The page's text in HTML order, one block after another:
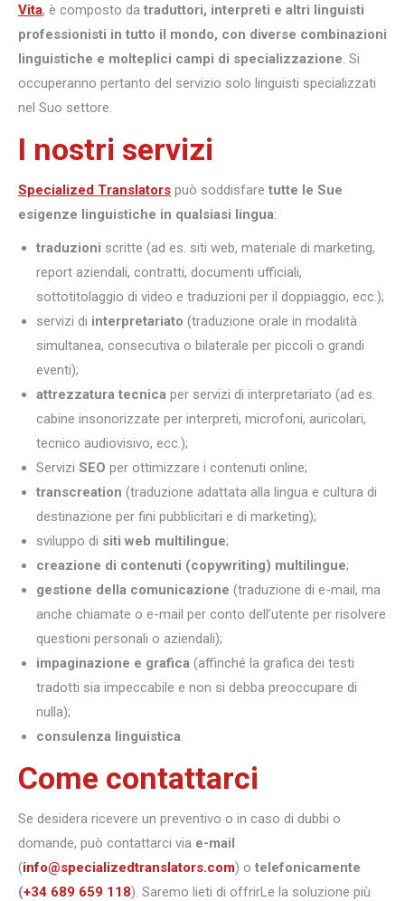
Vita, è composto da traduttori, interpreti e altri linguisti
professionisti in tutto il mondo, con diverse combinazioni
linguistiche e molteplici campi di specializzazione. Si
occuperanno pertanto del servizio solo linguisti specializzati
nel Suo settore.
I nostri servizi
Specialized Translators può soddisfare tutte le Sue
esigenze linguistiche in qualsiasi lingua:
traduzioni scritte (ad es. siti web, materiale di marketing,
report aziendali, contratti, documenti ufficiali,
sottotitolaggio di video e traduzioni per il doppiaggio, ecc.);
servizi di interpretariato (traduzione orale in modalità
simultanea, consecutiva o bilaterale per piccoli o grandi
eventi);
attrezzatura tecnica per servizi di interpretariato (ad es.
cabine insonorizzate per interpreti, microfoni, auricolari,
tecnico audiovisivo, ecc.);
Servizi SEO per ottimizzare i contenuti online;
transcreation (traduzione adattata alla lingua e cultura di
destinazione per fini pubblicitari e di marketing);
sviluppo di siti web multilingue;
creazione di contenuti (copywriting) multilingue;
gestione della comunicazione (traduzione di e-mail, ma
anche chiamate o e-mail per conto dell’utente per risolvere
questioni personali o aziendali);
impaginazione e grafica (affinché la grafica dei testi
tradotti sia impeccabile e non si debba preoccupare di
nulla);
consulenza linguistica.
Come contattarci
Se desidera ricevere un preventivo o in caso di dubbi o
domande, può contattarci via e-mail
(info@specializedtranslators.com) o telefonicamente
(+34 689 659 118). Saremo lieti di offrirLe la soluzione più